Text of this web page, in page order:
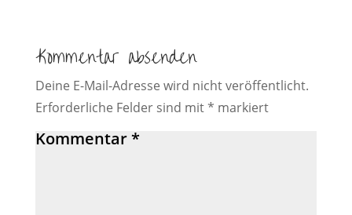
Kommentar absenden
Deine E-Mail-Adresse wird nicht veröffentlicht.
Erforderliche Felder sind mit* markiert